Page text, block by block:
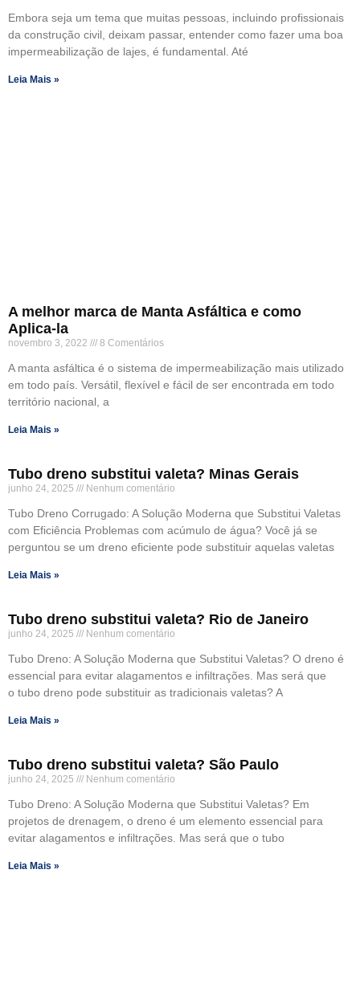
Embora seja um tema que muitas pessoas, incluindo profissionais
da construção civil, deixam passar, entender como fazer uma boa
impermeabilização de lajes, é fundamental. Até
Leia Mais »
A melhor marca de Manta Asfáltica e como
Aplica-la
novembro 3, 2022 8 Comentários
A manta asfáltica é o sistema de impermeabilização mais utilizado
em todo país. Versátil, flexível e fácil de ser encontrada em todo
território nacional, a
Leia Mais »
Tubo dreno substitui valeta? Minas Gerais
junho 24, 2025 Nenhum comentário
Tubo Dreno Corrugado: A Solução Moderna que Substitui Valetas
com Eficiência Problemas com acúmulo de água? Você já se
perguntou se um dreno eficiente pode substituir aquelas valetas
Leia Mais »
Tubo dreno substitui valeta? Rio de Janeiro
junho 24, 2025 Nenhum comentário
Tubo Dreno: A Solução Moderna que Substitui Valetas? O dreno é
essencial para evitar alagamentos e infiltrações. Mas será que
o tubo dreno pode substituir as tradicionais valetas? A
Leia Mais »
Tubo dreno substitui valeta? São Paulo
junho 24, 2025 Nenhum comentário
Tubo Dreno: A Solução Moderna que Substitui Valetas? Em
projetos de drenagem, o dreno é um elemento essencial para
evitar alagamentos e infiltrações. Mas será que o tubo
Leia Mais »